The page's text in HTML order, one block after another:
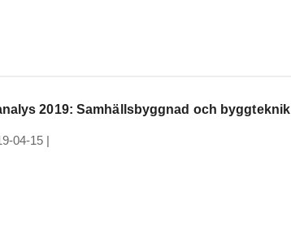
2019: Samhällsbyggnad och byggteknik
04-15 |